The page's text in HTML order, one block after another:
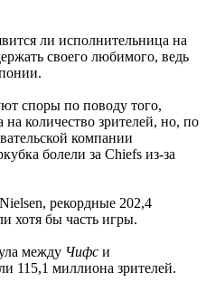
ли исполнительница на
своего любимого, ведь
споры по поводу того,
на количество зрителей, но, по
компании
болели за Chiefs из-за
рекордные 202,4
хотя бы часть игры.
между Чифс и
115,1 миллиона зрителей.